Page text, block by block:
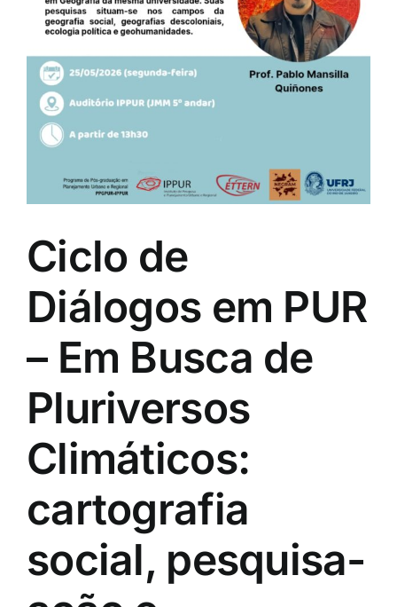
Eventos e Certificados
Buscar
resultados
para:
Ciclo de
Diálogos em PUR
– Em Busca de
Pluriversos
Climáticos:
cartografia
social, pesquisa-